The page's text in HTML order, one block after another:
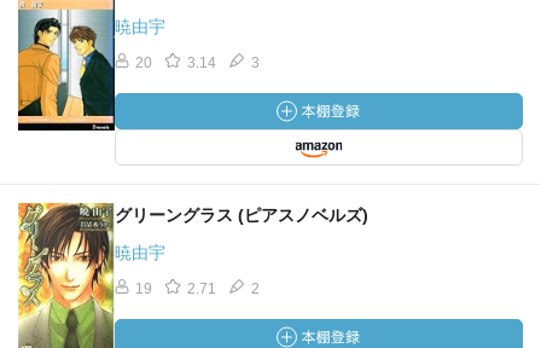
暁由宇
20 3.14 3
グリーングラス (ピアスノベルズ)
暁由宇
19 2.71 2